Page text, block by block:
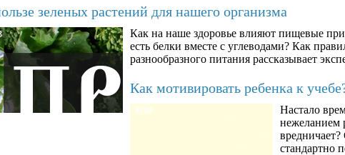
зеленых растений для нашего организма
Как на наше здоровье влияют пищевые
есть белки вместе с углеводами? Как
разнообразного питания рассказывает
Как мотивировать ребенка к
8780
Настало
нежеланием
стандартно